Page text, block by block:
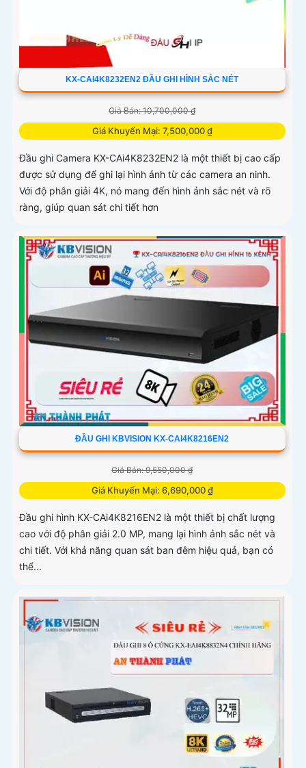
KX-CAI4K8232EN2 ĐẦU GHI HÌNH SẮC NÉT
Giá Bán: 10,700,000 ₫
Giá Khuyến Mại: 7,500,000 ₫
Đầu ghi Camera KX-CAi4K8232EN2 là một thiết bị cao cấp
được sử dụng để ghi lại hình ảnh từ các camera an ninh.
Với độ phân giải 4K, nó mang đến hình ảnh sắc nét và rõ
ràng, giúp quan sát chi tiết hơn
ĐẦU GHI KBVISION KX-CAI4K8216EN2
Giá Bán: 9,550,000 ₫
Giá Khuyến Mại: 6,690,000 ₫
Đầu ghi hình KX-CAi4K8216EN2 là một thiết bị chất lượng
cao với độ phân giải 2.0 MP, mang lại hình ảnh sắc nét và
chi tiết. Với khả năng quan sát ban đêm hiệu quả, bạn có
thể...